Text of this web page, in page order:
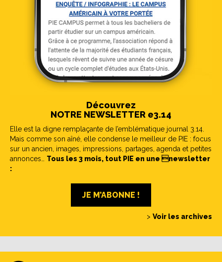
Découvrez
NOTRE NEWSLETTER e3.14
Elle est la digne remplaçante de l’emblématique journal 3.14.
Mais comme son aîné, elle condense le meilleur de PIE : focus
sur un ancien, images, impressions, partages, agenda et petites
annonces… Tous les 3 mois, tout PIE en une newsletter
:
JE M’ABONNE !
> Voir les archives